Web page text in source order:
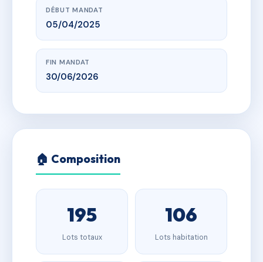
DÉBUT MANDAT
05/04/2025
FIN MANDAT
30/06/2026
🏠 Composition
195
Lots totaux
106
Lots habitation